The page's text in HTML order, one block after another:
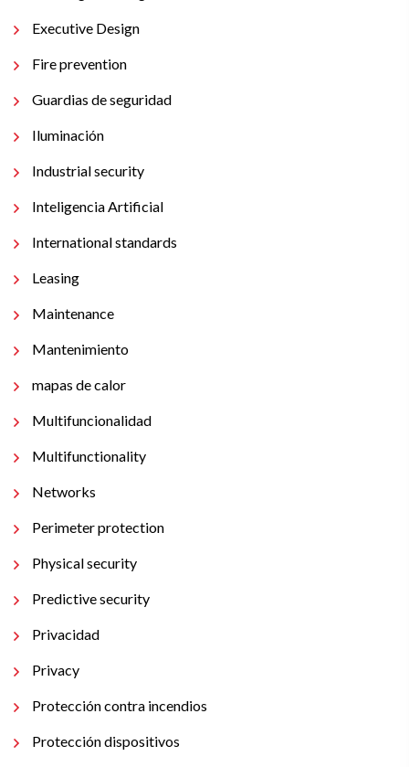
Executive Design
Fire prevention
Guardias de seguridad
Iluminación
Industrial security
Inteligencia Artificial
International standards
Leasing
Maintenance
Mantenimiento
mapas de calor
Multifuncionalidad
Multifunctionality
Networks
Perimeter protection
Physical security
Predictive security
Privacidad
Privacy
Protección contra incendios
Protección dispositivos